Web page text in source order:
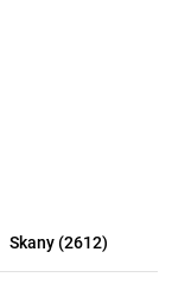
Skany (2612)